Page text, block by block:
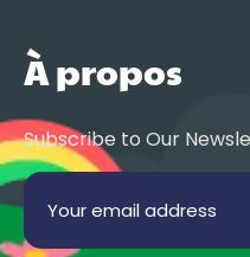
À propos
Subscribe to Our